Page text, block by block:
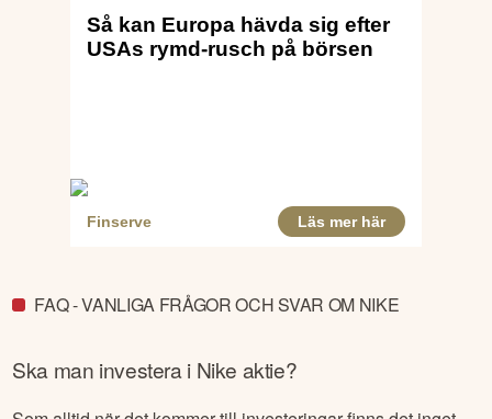
FAQ - VANLIGA FRÅGOR OCH SVAR OM NIKE
Ska man investera i Nike aktie?